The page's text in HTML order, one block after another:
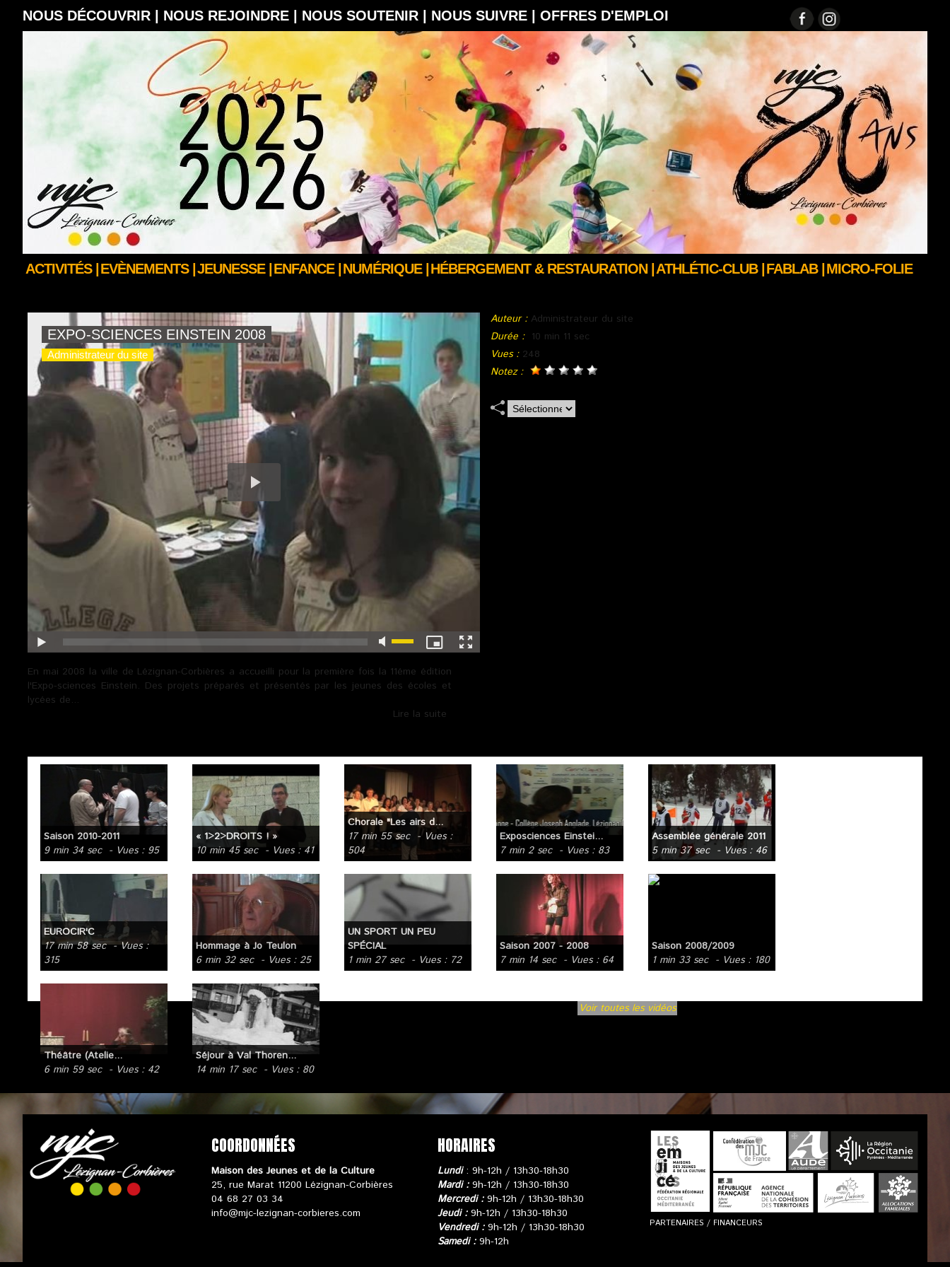
NOUS DÉCOUVRIR | NOUS REJOINDRE | NOUS SOUTENIR | NOUS SUIVRE | OFFRES D'EMPLOI
ACTIVITÉS | EVÈNEMENTS | JEUNESSE | ENFANCE | NUMÉRIQUE | HÉBERGEMENT & RESTAURATION | ATHLÉTIC-CLUB | FABLAB | MICRO-FOLIE
Auteur : Administrateur du site
Durée : 10 min 11 sec
Vues : 248
Notez :
En mai 2008 la ville de Lézignan-Corbières a accueilli pour la première fois la 11éme édition
l'Expo-sciences Einstein. Des projets préparés et présentés par les jeunes des écoles et
lycées de...
Lire la suite
Saison 2010-2011
9 min 34 sec - Vues : 95
« 1>2>DROITS ! »
10 min 45 sec - Vues : 41
Chorale "Les airs d...
17 min 55 sec - Vues :
504
Exposciences Einstei...
7 min 2 sec - Vues : 83
Assemblée générale 2011
5 min 37 sec - Vues : 46
EUROCIR'C
17 min 58 sec - Vues :
315
Hommage à Jo Teulon
6 min 32 sec - Vues : 25
UN SPORT UN PEU
SPÉCIAL
1 min 27 sec - Vues : 72
Saison 2007 - 2008
7 min 14 sec - Vues : 64
Saison 2008/2009
1 min 33 sec - Vues : 180
Théâtre (Atelie...
6 min 59 sec - Vues : 42
Séjour à Val Thoren...
14 min 17 sec - Vues : 80
Voir toutes les vidéos
COORDONNÉES
Maison des Jeunes et de la Culture
25, rue Marat 11200 Lézignan-Corbières
04 68 27 03 34
info@mjc-lezignan-corbieres.com
HORAIRES
Lundi: 9h-12h / 13h30-18h30
Mardi :9h-12h / 13h30-18h30
Mercredi :9h-12h / 13h30-18h30
Jeudi :9h-12h / 13h30-18h30
Vendredi :9h-12h / 13h30-18h30
Samedi :9h-12h
PARTENAIRES / FINANCEURS